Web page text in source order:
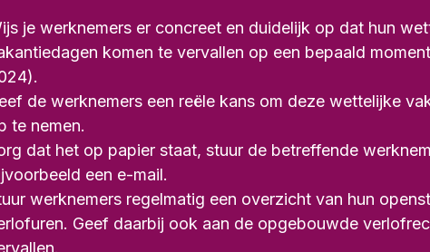
je werknemers er concreet en duidelijk op dat hun
komen te vervallen op een bepaald
de werknemers een reële kans om deze wettelijke
te nemen.
dat het op papier staat, stuur de betreffende
een e-mail.
werknemers regelmatig een overzicht van hun
Geef daarbij ook aan de opgebouwde